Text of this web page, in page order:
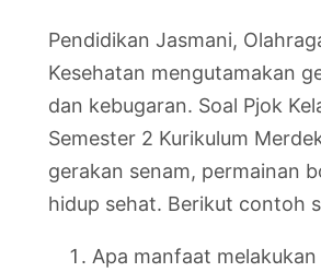
Pendidikan Jasmani,
Kesehatan mengutamakan
dan kebugaran. Soal Pjok
Semester 2 Kurikulum
gerakan senam, permainan
hidup sehat. Berikut contoh
Apa manfaat